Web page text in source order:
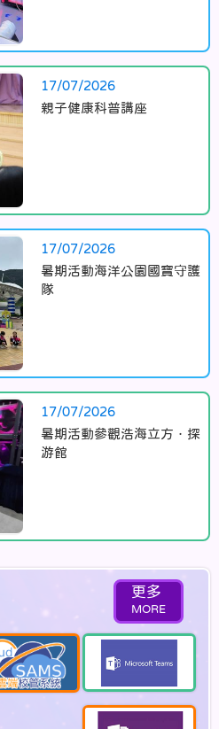
17/07/2026
親子健康科普講座
17/07/2026
暑期活動海洋公園國寶守護
隊
17/07/2026
暑期活動參觀浩海立方．探
游館
更多